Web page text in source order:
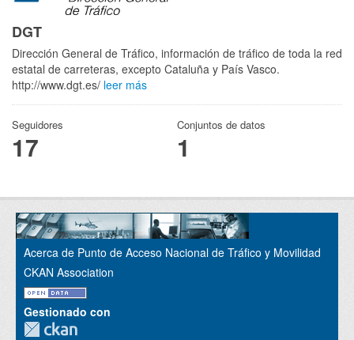
DGT
Dirección General de Tráfico, información de tráfico de toda la red
estatal de carreteras, excepto Cataluña y País Vasco.
http://www.dgt.es/ leer más
Seguidores
17
Conjuntos de datos
1
Acerca de Punto de Acceso Nacional de Tráfico y Movilidad
CKAN Association
Gestionado con